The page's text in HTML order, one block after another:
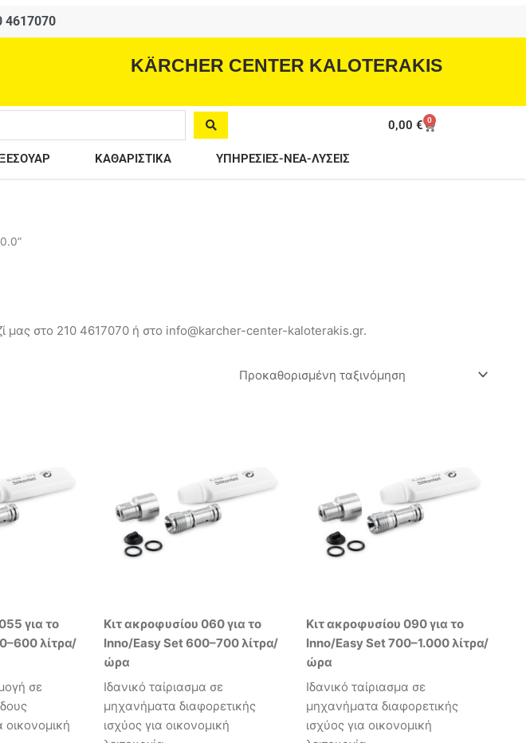
4617070
KÄRCHER CENTER KALOTERAKIS
0,00€ 0
Cart
ΚΑΘΑΡΙΣΤΙΚΑ ΥΠΗΡΕΣΙΕΣ-ΝΕΑ-ΛΥΣΕΙΣ
μας στο 210 4617070 ή στο info@karcher-center-kaloterakis.gr.
για το
λίτρα/
σε
Κιτ ακροφυσίου 060 για το
Inno/Easy Set 600–700 λίτρα/
ώρα
Ιδανικό ταίριασμα σε
μηχανήματα διαφορετικής
ισχύος για οικονομική
Κιτ ακροφυσίου 090 για το
Inno/Easy Set 700–1.000 λίτρα/
ώρα
Ιδανικό ταίριασμα σε
μηχανήματα διαφορετικής
ισχύος για οικονομική